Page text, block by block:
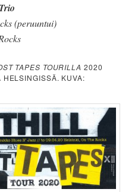
(peruuntui)
TAPES TOURILLA 2020
KUVA: